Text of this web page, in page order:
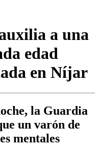
a una
edad
en Níjar
la Guardia
un varón de
mentales